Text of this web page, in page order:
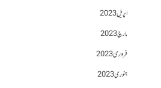
اپریل 2023
مارچ 2023
فروری 2023
جنوری 2023